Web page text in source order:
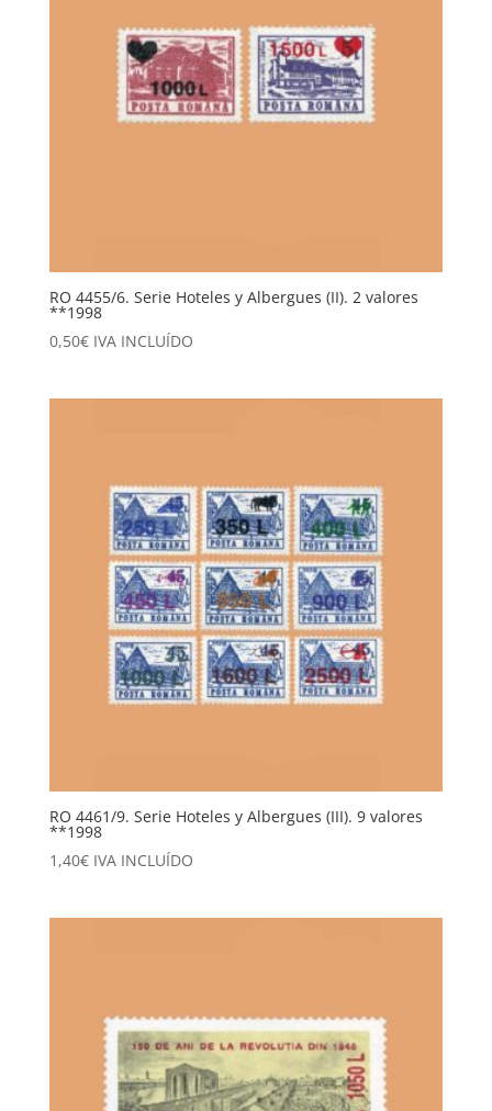
RO 4455/6. Serie Hoteles y Albergues (II). 2 valores
**1998
0,50€ IVA INCLUÍDO
RO 4461/9. Serie Hoteles y Albergues (III). 9 valores
**1998
1,40€ IVA INCLUÍDO